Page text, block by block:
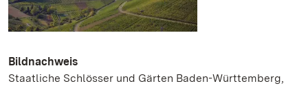
Bildnachweis
Staatliche Schlösser und Gärten Baden-Württemberg,